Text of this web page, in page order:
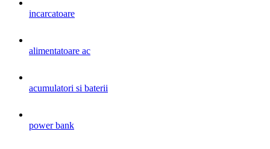
incarcatoare
alimentatoare ac
acumulatori si baterii
power bank